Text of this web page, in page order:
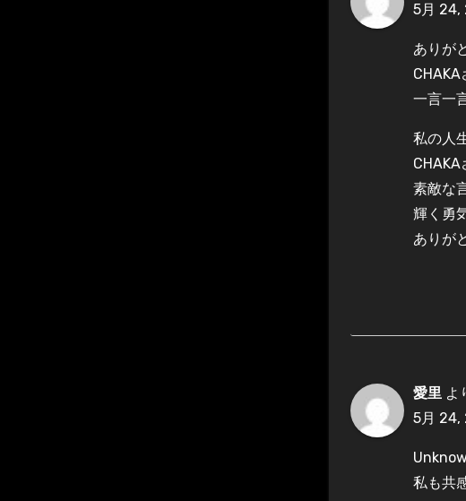
5月 24,
ありが
一言一
私の人
CHAKA
素敵な
輝く勇
ありが
愛里 よ
5月 24,
私も共